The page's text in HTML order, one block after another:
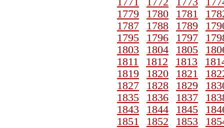
1779
1780 1781
1787
1788 1789
1795
1796 1797
1803
1804 1805
1811
1812 1813
1819
1820 1821
1827
1828 1829
1835
1836 1837
1843
1844 1845
1851
1852 1853